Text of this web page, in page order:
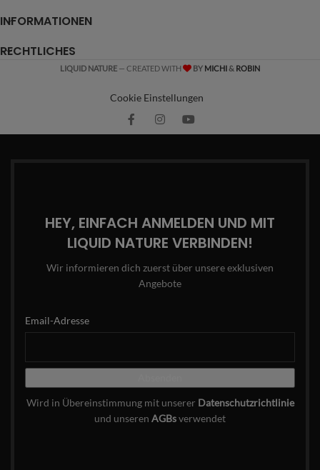
INFORMATIONEN
RECHTLICHES
LIQUID NATURE — CREATED WITH BY MICHI& ROBIN
Cookie Einstellungen
HEY, EINFACH ANMELDEN UND MIT
LIQUID NATURE VERBINDEN!
Wir informieren dich zuerst über unsere exklusiven
Angebote
Email-Adresse
Wird in Übereinstimmung mit unserer Datenschutzrichtlinie
und unseren AGBsverwendet